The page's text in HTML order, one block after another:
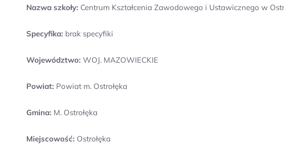
Nazwa szkoły: Centrum Kształcenia Zawodowego i Ustawicznego w
Specyfika: brak specyfiki
Województwo: WOJ. MAZOWIECKIE
Powiat: Powiat m. Ostrołęka
Gmina: M. Ostrołęka
Miejscowość: Ostrołęka